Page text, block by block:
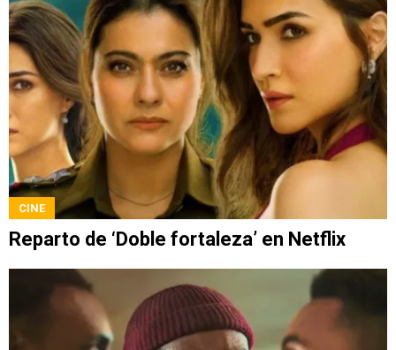
CINE
Reparto de ‘Doble fortaleza’ en Netflix